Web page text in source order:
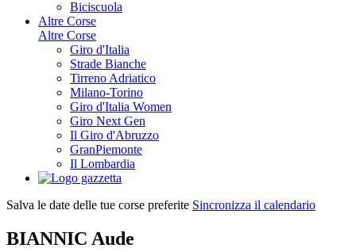
Biciscuola
Altre Corse
Altre Corse
Giro d'Italia
Strade Bianche
Tirreno Adriatico
Milano-Torino
Giro d'Italia Women
Giro Next Gen
Il Giro d'Abruzzo
GranPiemonte
Il Lombardia
Salva le date delle tue corse preferite Sincronizza il calendario
BIANNIC Aude